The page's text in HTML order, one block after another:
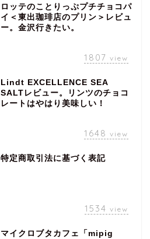
ロッテのことりっぷプチチョコパ
イ＜東出珈琲店のプリン＞レビュ
ー。金沢行きたい。
1807 view
Lindt EXCELLENCE SEA
SALTレビュー。リンツのチョコ
レートはやはり美味しい！
1648 view
特定商取引法に基づく表記
1534 view
マイクロブタカフェ「mipig